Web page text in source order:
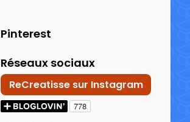
Pinterest
Réseaux sociaux
ReCreatisse sur Instagram